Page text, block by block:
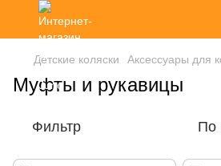
Детские коляски Аксессуары для
Муфты и рукавицы
Фильтр По